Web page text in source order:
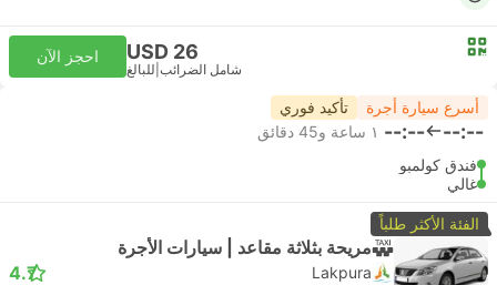
USD 26
شامل الضرائب للبالغ
احجز الآن
أسرع سيارة أجرة تأكيد فوري
--:--
--:-- ١ ساعة و‫45 دقائق
فندق كولمبو
غالي
الفئة الأكثر طلباً
مريحة بثلاثة مقاعد | سيارات الأجرة
Lakpura
4.7